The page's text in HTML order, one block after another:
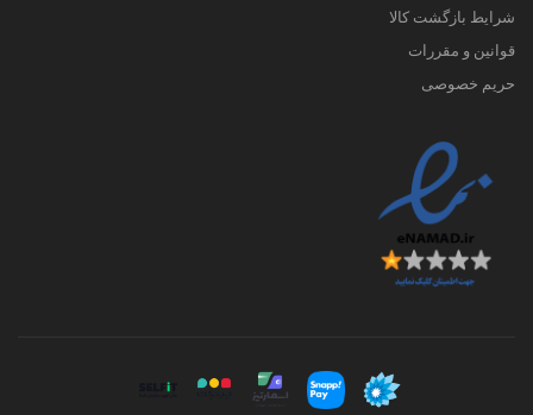
شرایط بازگشت کالا
قوانین و مقررات
حریم خصوصی